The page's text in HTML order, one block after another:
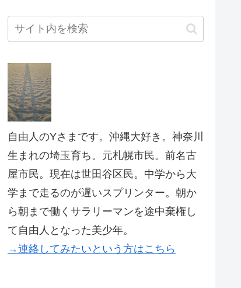
自由人のYさまです。沖縄大好き。神奈川
生まれの埼玉育ち。元札幌市民。前名古
屋市民。現在は世田谷区民。中学から大
学まで走るのが遅いスプリンター。朝か
ら朝まで働くサラリーマンを途中棄権し
て自由人となった美少年。
→連絡してみたいという方はこちら